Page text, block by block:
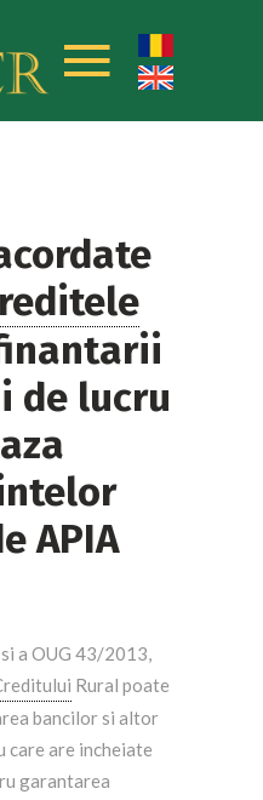
de lucru
APIA
a OUG 43/2013,
Rural poate
bancilor si altor
are incheiate
garantarea